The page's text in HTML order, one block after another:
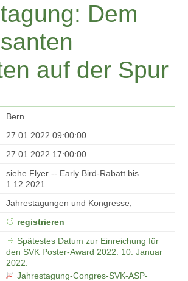
Dem
auf der Spur
Bern
27.01.2022 09:00:00
27.01.2022 17:00:00
siehe Flyer -- Early Bird-Rabatt bis
1.12.2021
Jahrestagungen und Kongresse,
registrieren
Spätestes Datum zur Einreichung für
den SVK Poster-Award 2022: 10. Januar
2022.
Jahrestagung-Congres-SVK-ASP-